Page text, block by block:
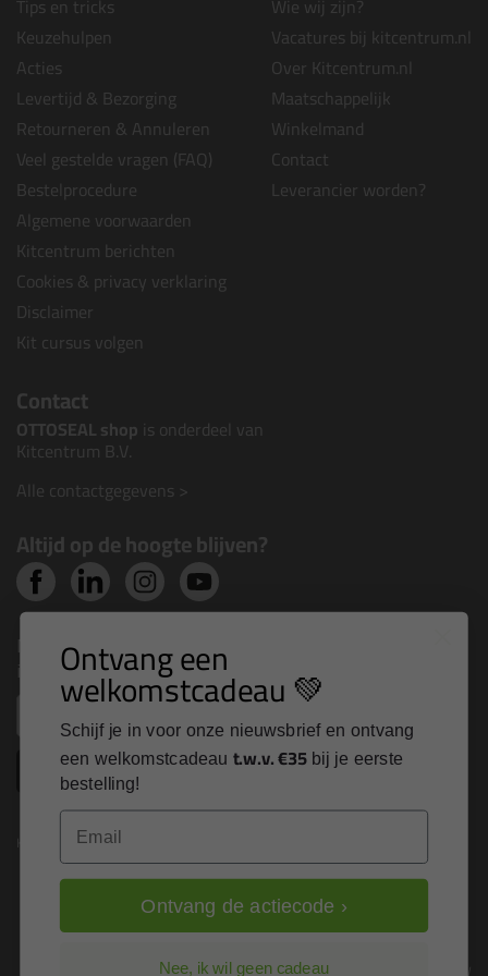
Tips en tricks
Keuzehulpen
Acties
Levertijd & Bezorging
Retourneren & Annuleren
Veel gestelde vragen (FAQ)
Bestelprocedure
Algemene voorwaarden
Kitcentrum berichten
Cookies & privacy verklaring
Disclaimer
Kit cursus volgen
Wie wij zijn?
Vacatures bij kitcentrum.nl
Over Kitcentrum.nl
Maatschappelijk
Winkelmand
Contact
Leverancier worden?
Contact
OTTOSEAL shop is onderdeel van
Kitcentrum B.V.
Alle contactgegevens >
Altijd op de hoogte blijven?
Nieuws, tips en exclusieve deals rechtstreeks in je
inbox
Inschrijven
Kitcentrum is trots op:
Ontvang een
welkomstcadeau 💚
Schijf je in voor onze nieuwsbrief en ontvang
een welkomstcadeau t.w.v. €35 bij je eerste
bestelling!
Email
Ontvang de actiecode ›
Nee, ik wil geen cadeau